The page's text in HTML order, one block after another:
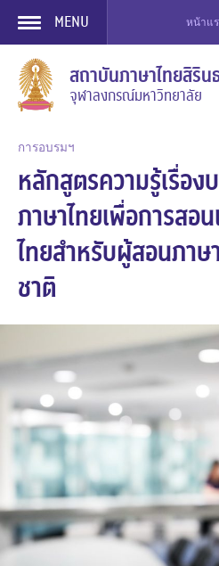
Skip
content
MENU หน้าแร
สถาบันภาษาไทยสิริน
จุฬาลงกรณ์มหาวิทยาลัย
การอบรมฯ
หลักสูตรความรู้เรื่อ
ภาษาไทยเพื่อการสอ
ไทยสำหรับผู้สอนภาษ
ชาติ